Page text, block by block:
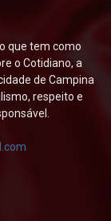
que tem como
o Cotidiano, a
de Campina
respeito e